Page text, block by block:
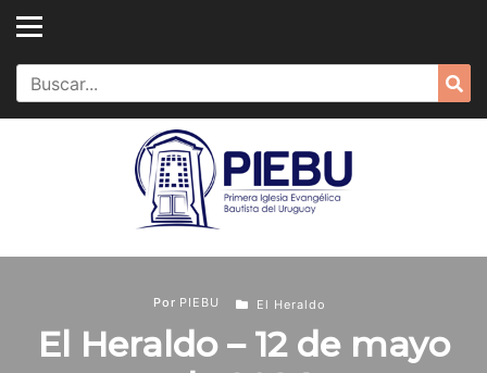
Skip
content
Search
for:
Por PIEBU El Heraldo
El Heraldo – 12 de mayo